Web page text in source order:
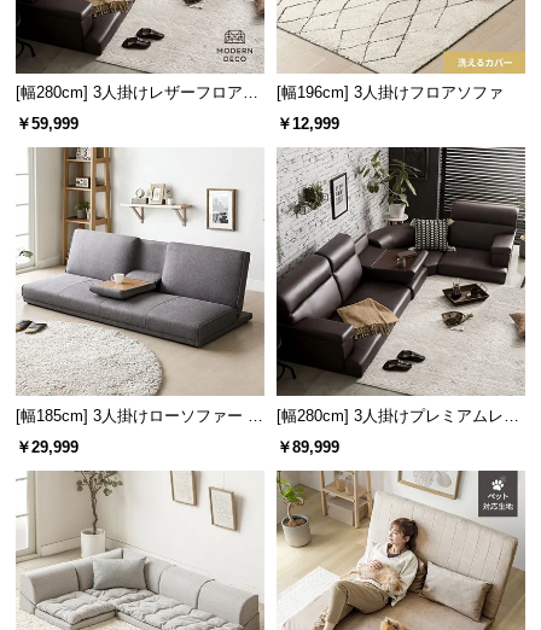
コーナータイプ
お部屋の角にはまるコー
ナーソファや足を伸ばせ
るカウチソファとして。
ストレートタイプ
家族やお友達と横に並ん
で座れる広々としたスト
レートソファとして。
[幅280cm] 3人掛けレザーフロアソ
ファ
￥59,999
[幅196cm] 3人掛けフロアソファ
￥12,999
[幅185cm] 3人掛けローソファー リ
クライニング 格納式テーブル付き
アームレスフロアソファ
￥29,999
[幅280cm] 3人掛けプレミアムレザ
ーフロアソファ
￥89,999